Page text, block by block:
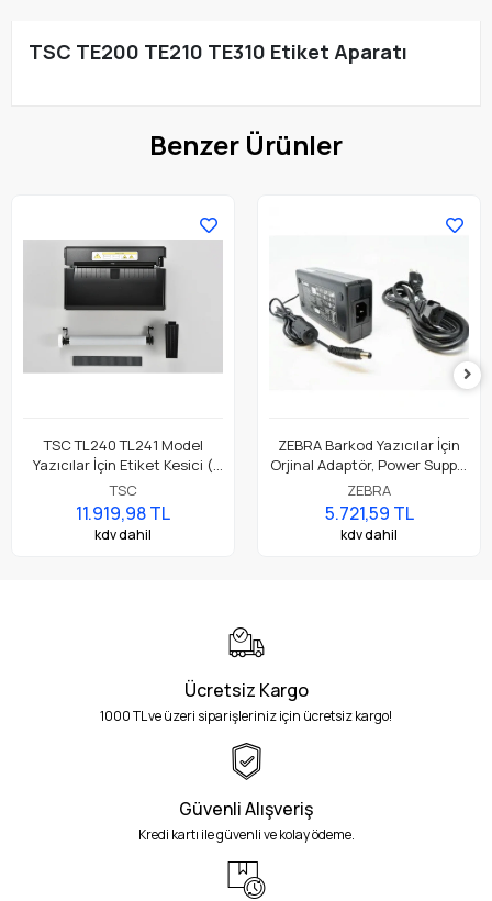
TSC TE200 TE210 TE310 Etiket Aparatı
Benzer Ürünler
TSC TL240 TL241 Model
Yazıcılar İçin Etiket Kesici (
Accessory Cutter Module,
Full Cut )
TSC
11.919,98 TL
kdv dahil
ZEBRA Barkod Yazıcılar İçin
Orjinal Adaptör, Power Supply
Parça No: P1079903-026
ZEBRA
5.721,59 TL
kdv dahil
Ücretsiz Kargo
1000 TL ve üzeri siparişleriniz için ücretsiz kargo!
Güvenli Alışveriş
Kredi kartı ile güvenli ve kolay ödeme.